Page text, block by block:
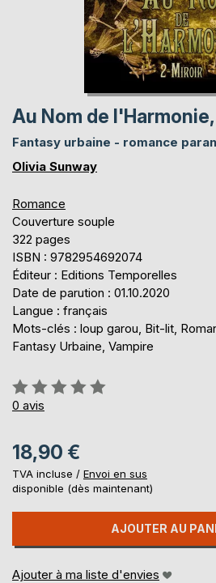
Au Nom de
Fantasy urbaine - romance
Olivia Sunway
Romance
Couverture souple
322 pages
ISBN : 9782954692074
Éditeur : Editions Temporelles
Date de parution : 01.10.2020
Langue : français
Mots-clés : loup garou, Bit-lit,
Fantasy Urbaine, Vampire
Évaluation:
0%
0 avis
18,90 €
TVA incluse / Envoi en sus
disponible (dès maintenant)
AJOUTER AU
Ajouter à ma liste d'envies